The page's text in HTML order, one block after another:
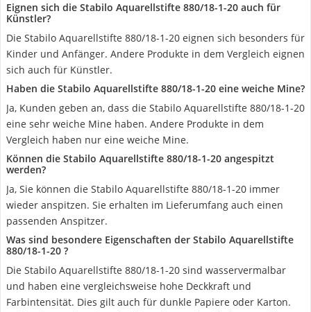
Eignen sich die Stabilo Aquarellstifte ‎880/18-1-20 auch für
Künstler?
Die Stabilo Aquarellstifte ‎880/18-1-20 eignen sich besonders für
Kinder und Anfänger. Andere Produkte in dem Vergleich eignen
sich auch für Künstler.
Haben die Stabilo Aquarellstifte ‎880/18-1-20 eine weiche Mine?
Ja, Kunden geben an, dass die Stabilo Aquarellstifte ‎880/18-1-20
eine sehr weiche Mine haben. Andere Produkte in dem
Vergleich haben nur eine weiche Mine.
Können die Stabilo Aquarellstifte ‎880/18-1-20 angespitzt
werden?
Ja, Sie können die Stabilo Aquarellstifte ‎880/18-1-20 immer
wieder anspitzen. Sie erhalten im Lieferumfang auch einen
passenden Anspitzer.
Was sind besondere Eigenschaften der Stabilo Aquarellstifte
‎880/18-1-20 ?
Die Stabilo Aquarellstifte ‎880/18-1-20 sind wasservermalbar
und haben eine vergleichsweise hohe Deckkraft und
Farbintensität. Dies gilt auch für dunkle Papiere oder Karton.